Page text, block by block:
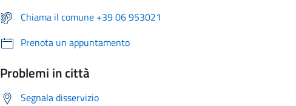
Chiama il comune +39 06 953021
Prenota un appuntamento
Problemi in città
Segnala disservizio